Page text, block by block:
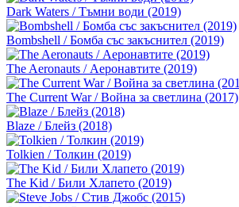
Dark Waters / Тъмни води (2019)
Bombshell / Бомба със закъснител (2019)
The Aeronauts / Аеронавтите (2019)
The Current War / Война за светлина (2017)
Blaze / Блейз (2018)
Tolkien / Толкин (2019)
The Kid / Били Хлапето (2019)